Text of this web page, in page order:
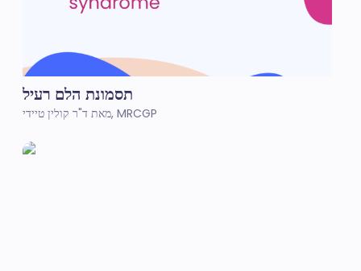
תסמונת הלם רעיל
מאת ד"ר קולין טיידי, MRCGP